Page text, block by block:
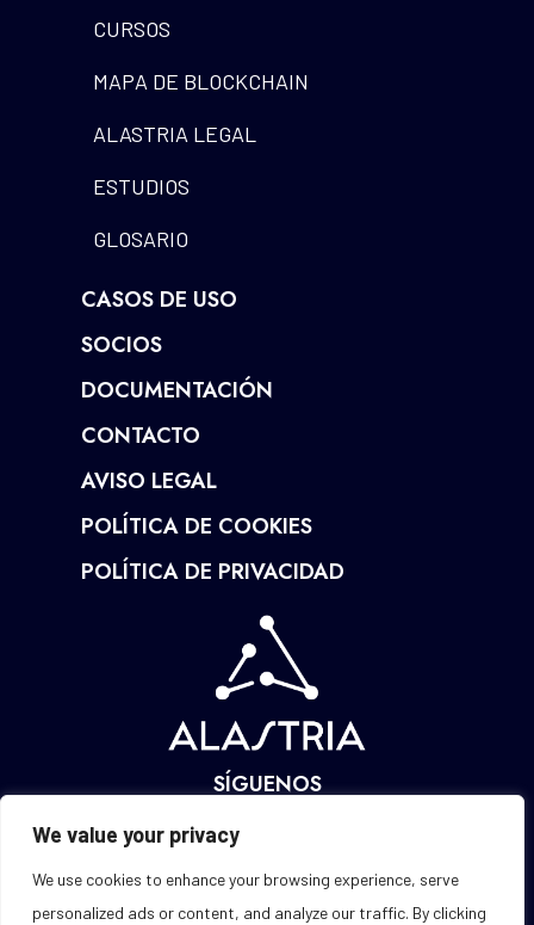
We value your privacy
We use cookies to enhance your browsing experience, serve
personalized ads or content, and analyze our traffic. By clicking
CURSOS
MAPA DE BLOCKCHAIN
ALASTRIA LEGAL
ESTUDIOS
GLOSARIO
CASOS DE USO
SOCIOS
DOCUMENTACIÓN
CONTACTO
AVISO LEGAL
POLÍTICA DE COOKIES
POLÍTICA DE PRIVACIDAD
SÍGUENOS